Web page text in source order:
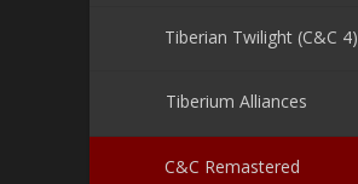
Tiberian Twilight (C&C 4)
Tiberium Alliances
C&C Remastered